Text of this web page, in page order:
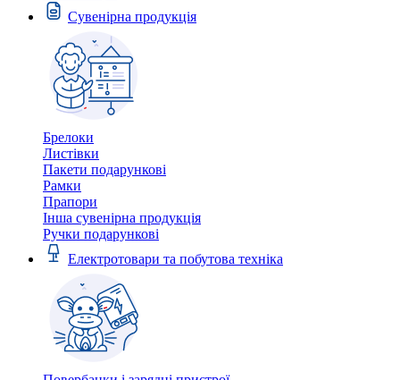
Сувенірна продукція
Брелоки
Листівки
Пакети подарункові
Рамки
Прапори
Інша сувенірна продукція
Ручки подарункові
Електротовари та побутова техніка